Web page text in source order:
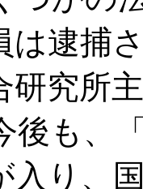
は逮捕
研究所
も、
入り、